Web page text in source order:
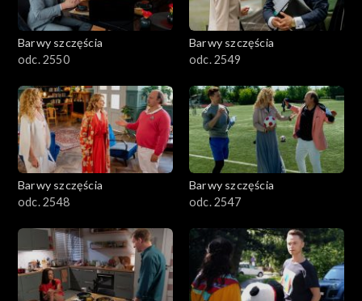
Barwy szczęścia
odc. 2550
Barwy szczęścia
odc. 2549
Barwy szczęścia
odc. 2548
Barwy szczęścia
odc. 2547